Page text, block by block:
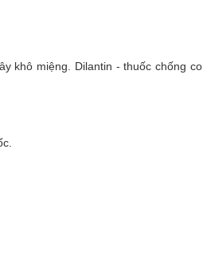
khô miệng. Dilantin - thuốc chống co